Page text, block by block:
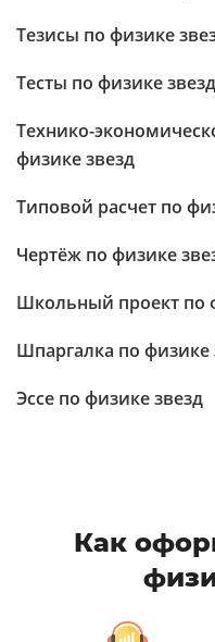
Тезисы по физике
Тесты по физике звезд
Технико-
физике звезд
Типовой расчет по
Чертёж по физике
Школьный проект по
Шпаргалка по физике
Эссе по физике звезд
Как